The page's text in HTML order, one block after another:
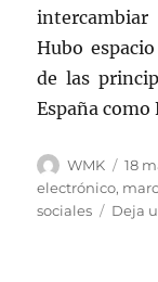
Hubo
de las
España
Autor
WMK
el
18
electrónico,
sociales
Deja